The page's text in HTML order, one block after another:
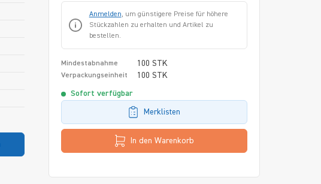
Anmelden, um günstigere Preise für höhere
Stückzahlen zu erhalten und Artikel zu
bestellen.
Mindestabnahme 100 STK
Verpackungseinheit 100 STK
Sofort verfügbar
Merklisten
In den Warenkorb